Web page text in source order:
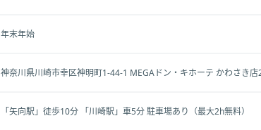
年末年始
神奈川県川崎市幸区神明町1-44-1 MEGAドン・キホーテ かわさき店
「矢向駅」徒歩10分 「川崎駅」車5分 駐車場あり（最大2h無料）